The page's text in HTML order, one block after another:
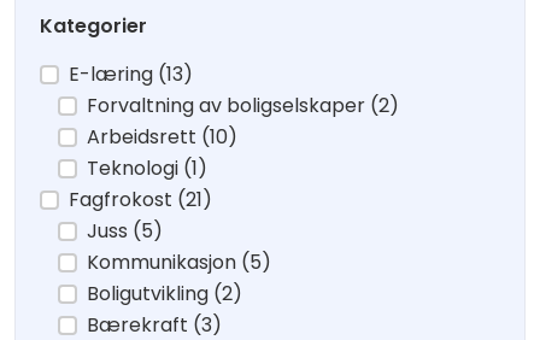
Kategorier
E-læring (13)
Forvaltning av boligselskaper (2)
Arbeidsrett (10)
Teknologi (1)
Fagfrokost (21)
Juss (5)
Kommunikasjon (5)
Boligutvikling (2)
Bærekraft (3)